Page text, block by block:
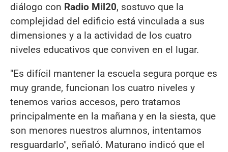
diálogo con Radio Mil20, sostuvo que la
complejidad del edificio está vinculada a sus
dimensiones y a la actividad de los cuatro
niveles educativos que conviven en el lugar.
"Es difícil mantener la escuela segura porque es
muy grande, funcionan los cuatro niveles y
tenemos varios accesos, pero tratamos
principalmente en la mañana y en la siesta, que
son menores nuestros alumnos, intentamos
resguardarlo", señaló. Maturano indicó que el